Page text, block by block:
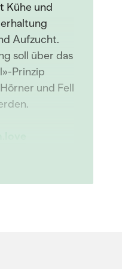
Kühe und
Aufzucht.
soll über das
Prinzip
und Fell